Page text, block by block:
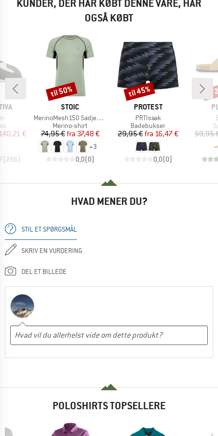
KUNDER, DER HAR KØBT DENNE VARE, HAR
OGSÅ KØBT
pris
€
(266)
MÆRKE
STOIC
Artikel
MerinoMesh150 SadjemSt. S/S
Produktgruppe
Merino-shirt
Pris
74,95 € Nedsat pris
fra 37,48 €
+3
0,0(0)
Rabat
til 50%
MÆRKE
PROTEST
Artikel
PRTIsaak
Produktgruppe
Badebukser
Pris
29,95 € Nedsat pris
fra 16,47 €
0,0(0)
Rabat
til 45%
59,95
HVAD MENER DU?
STIL ET SPØRGSMÅL
SKRIV EN VURDERING
DEL ET BILLEDE
POLOSHIRTS TOPSELLERE